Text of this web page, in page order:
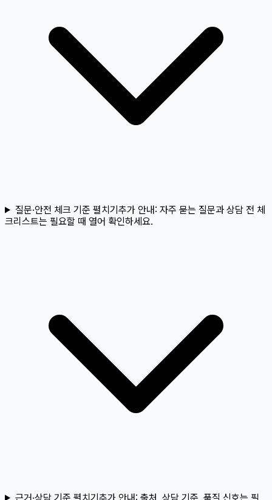
질문·안전 체크 기준 펼치기추가 안내: 자주 묻는 질문과 상담 전 체
크리스트는 필요할 때 열어 확인하세요.